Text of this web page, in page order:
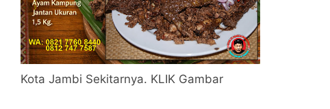
Kota Jambi Sekitarnya. KLIK Gambar